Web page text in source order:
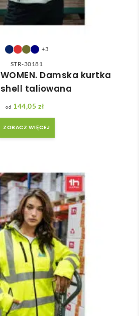
+3
STR-30181
WOMEN. Damska kurtka
taliowana
144,05 zł
ZOBACZ WIĘCEJ